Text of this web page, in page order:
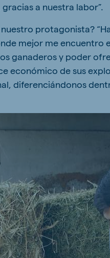
a nuestra labor”.
protagonista?
mejor me encuentro
ganaderos y poder
económico de sus
diferenciándonos